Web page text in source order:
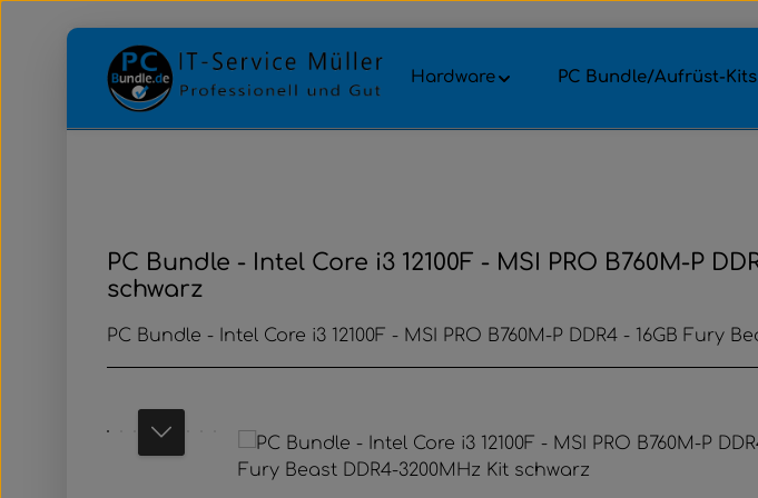
Zum Hauptinhalt springen
Zur Hauptnavigation springen
Hardware PC Bundle/Aufrüst-Kits
PC Bundle - Intel Core i3 12100F - MSI PRO B760M-P
schwarz
PC Bundle - Intel Core i3 12100F - MSI PRO B760M-P DDR4 - 16GB Fury
Bildergalerie überspringen